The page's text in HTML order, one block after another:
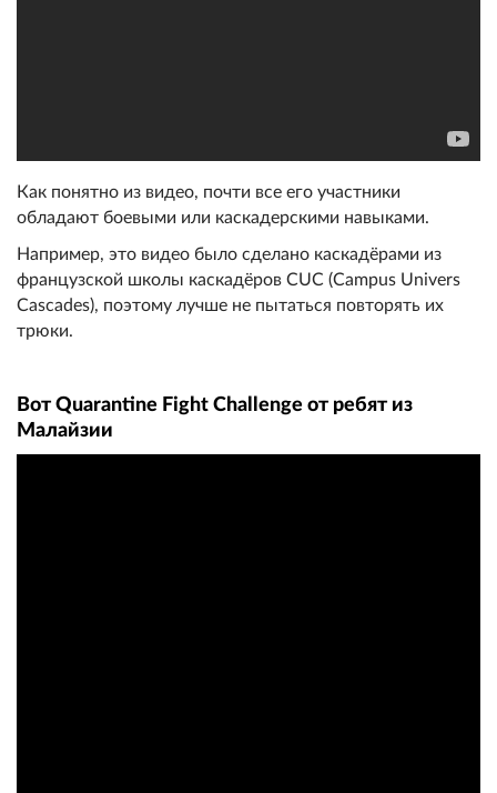
Как понятно из видео, почти все его участники
обладают боевыми или каскадерскими навыками.
Например, это видео было сделано каскадёрами из
французской школы каскадёров CUC (Campus Univers
Cascades), поэтому лучше не пытаться повторять их
трюки.
Вот Quarantine Fight Challenge от ребят из
Малайзии